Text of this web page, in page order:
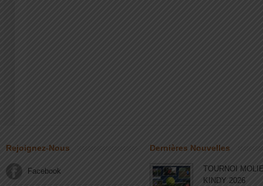
Rejoignez-Nous
Facebook
Dernières Nouvelles
TOURNOI
KINDY 2026